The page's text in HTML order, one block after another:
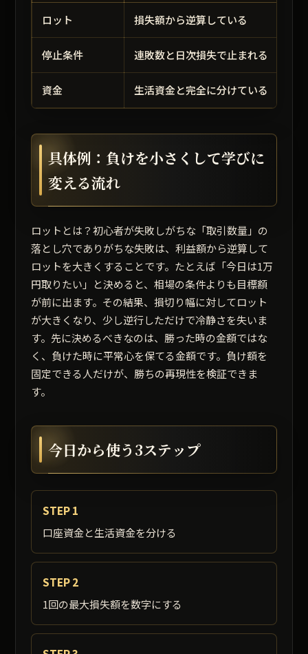
ロット 損失額から逆算している
停止条件 連敗数と日次損失で止まれる
資金 生活資金と完全に分けている
具体例：負けを小さくして学びに
変える流れ
ロットとは？初心者が失敗しがちな「取引数量」の
落とし穴でありがちな失敗は、利益額から逆算して
ロットを大きくすることです。たとえば「今日は1万
円取りたい」と決めると、相場の条件よりも目標額
が前に出ます。その結果、損切り幅に対してロット
が大きくなり、少し逆行しただけで冷静さを失いま
す。先に決めるべきなのは、勝った時の金額ではな
く、負けた時に平常心を保てる金額です。負け額を
固定できる人だけが、勝ちの再現性を検証できま
す。
今日から使う3ステップ
STEP 1
口座資金と生活資金を分ける
STEP 2
1回の最大損失額を数字にする